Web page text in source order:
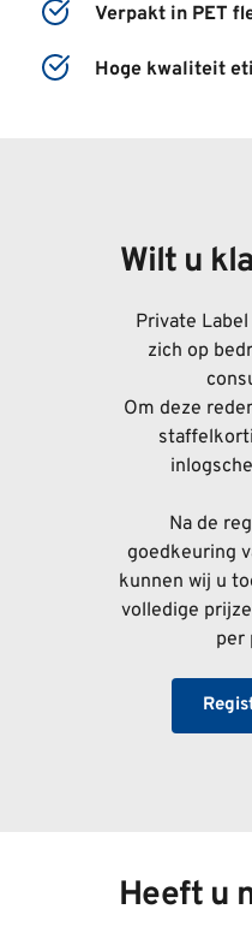
Verpakt in PET
Hoge kwaliteit
Wilt u
Private
zich op
Om deze
Na de
goedkeuring
kunnen wij u
volledige
per
Heeft u